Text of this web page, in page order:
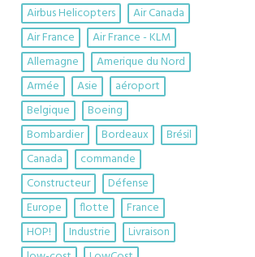
Airbus Helicopters
Air Canada
Air France
Air France - KLM
Allemagne
Amerique du Nord
Armée
Asie
aéroport
Belgique
Boeing
Bombardier
Bordeaux
Brésil
Canada
commande
Constructeur
Défense
Europe
flotte
France
HOP!
Industrie
Livraison